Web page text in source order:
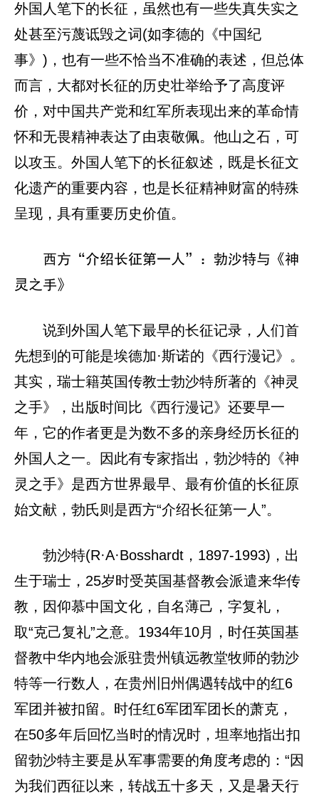
外国人笔下的长征，虽然也有一些失真失实之
处甚至污蔑诋毁之词(如李德的《中国纪
事》)，也有一些不恰当不准确的表述，但总体
而言，大都对长征的历史壮举给予了高度评
价，对中国共产党和红军所表现出来的革命情
怀和无畏精神表达了由衷敬佩。他山之石，可
以攻玉。外国人笔下的长征叙述，既是长征文
化遗产的重要内容，也是长征精神财富的特殊
呈现，具有重要历史价值。
西方“介绍长征第一人”：勃沙特与《神
灵之手》
说到外国人笔下最早的长征记录，人们首
先想到的可能是埃德加·斯诺的《西行漫记》。
其实，瑞士籍英国传教士勃沙特所著的《神灵
之手》，出版时间比《西行漫记》还要早一
年，它的作者更是为数不多的亲身经历长征的
外国人之一。因此有专家指出，勃沙特的《神
灵之手》是西方世界最早、最有价值的长征原
始文献，勃氏则是西方“介绍长征第一人”。
勃沙特(R·A·Bosshardt，1897-1993)，出
生于瑞士，25岁时受英国基督教会派遣来华传
教，因仰慕中国文化，自名薄己，字复礼，
取“克己复礼”之意。1934年10月，时任英国基
督教中华内地会派驻贵州镇远教堂牧师的勃沙
特等一行数人，在贵州旧州偶遇转战中的红6
军团并被扣留。时任红6军团军团长的萧克，
在50多年后回忆当时的情况时，坦率地指出扣
留勃沙特主要是从军事需要的角度考虑的：“因
为我们西征以来，转战五十多天，又是暑天行